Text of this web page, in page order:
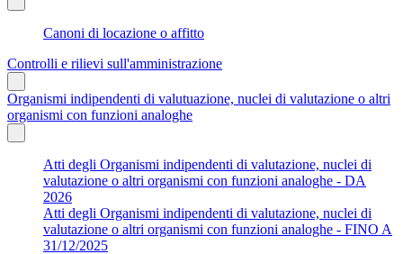
Canoni di locazione o affitto
Controlli e rilievi sull'amministrazione
Organismi indipendenti di valutuazione, nuclei di valutazione o altri
organismi con funzioni analoghe
Atti degli Organismi indipendenti di valutazione, nuclei di
valutazione o altri organismi con funzioni analoghe - DA
2026
Atti degli Organismi indipendenti di valutazione, nuclei di
valutazione o altri organismi con funzioni analoghe - FINO A
31/12/2025